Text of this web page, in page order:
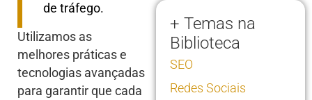
de tráfego.
Utilizamos as
melhores práticas e
tecnologias avançadas
para garantir que cada
+ Temas na
Biblioteca
SEO
Redes Sociais